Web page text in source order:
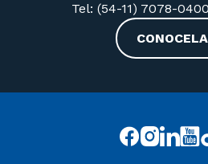
Tel: (54-11) 7078-0400